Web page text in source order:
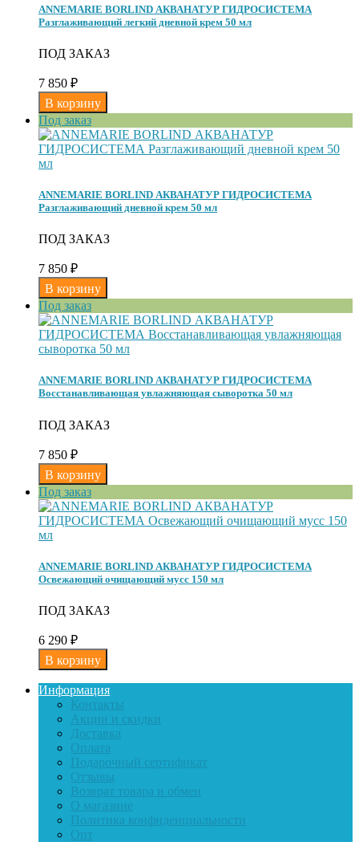
ANNEMARIE BORLIND АКВАНАТУР ГИДРОСИСТЕМА
Разглаживающий легкий дневной крем 50 мл
ПОД ЗАКАЗ
7 850 ₽
Под заказ
ANNEMARIE BORLIND АКВАНАТУР ГИДРОСИСТЕМА
Разглаживающий дневной крем 50 мл
ПОД ЗАКАЗ
7 850 ₽
Под заказ
ANNEMARIE BORLIND АКВАНАТУР ГИДРОСИСТЕМА
Восстанавливающая увлажняющая сыворотка 50 мл
ПОД ЗАКАЗ
7 850 ₽
Под заказ
ANNEMARIE BORLIND АКВАНАТУР ГИДРОСИСТЕМА
Освежающий очищающий мусс 150 мл
ПОД ЗАКАЗ
6 290 ₽
Информация
Контакты
Акции и скидки
Доставка
Оплата
Подарочный сертификат
Отзывы
Возврат товара и обмен
О магазине
Политика конфиденциальности
Опт